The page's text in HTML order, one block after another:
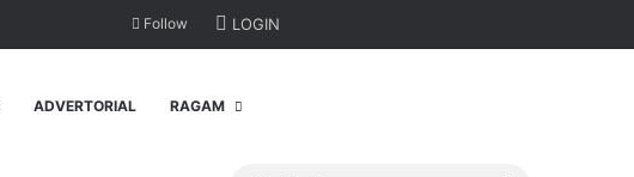
Follow LOGIN
ADVERTORIAL RAGAM